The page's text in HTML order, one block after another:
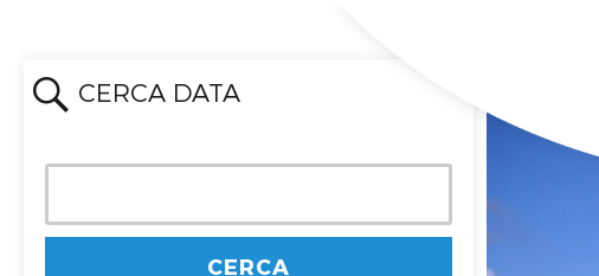
CERCA DATA